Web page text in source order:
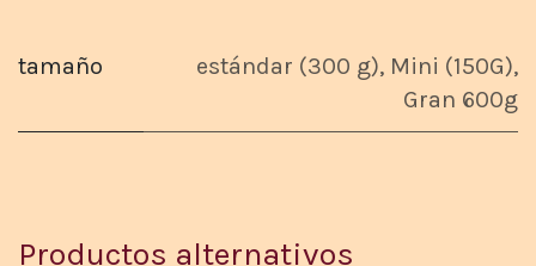
tamaño estándar (300 g), Mini (150G),
Gran 600g
Productos alternativos